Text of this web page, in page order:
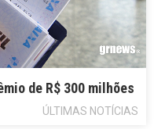
de R$ 300 milhões
ÚLTIMAS NOTÍCIAS